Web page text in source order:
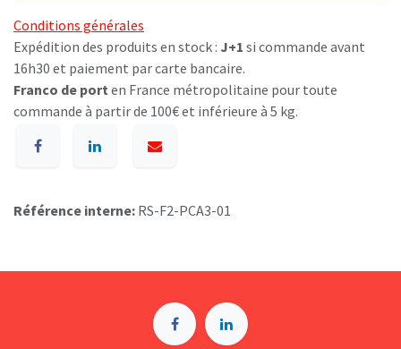
Conditions générales
Expédition des produits en stock : J+1 si commande avant
16h30 et paiement par carte bancaire.
Franco de port en France métropolitaine pour toute
commande à partir de 100€ et inférieure à 5 kg.
Référence interne: RS-F2-PCA3-01